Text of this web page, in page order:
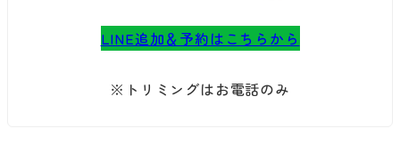
LINE追加＆予約はこちらから
※トリミングはお電話のみ